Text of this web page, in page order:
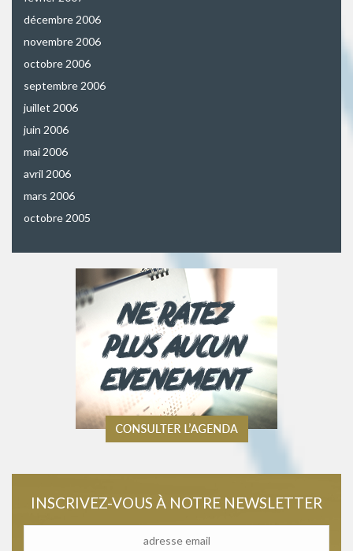
décembre 2006
novembre 2006
octobre 2006
septembre 2006
juillet 2006
juin 2006
mai 2006
avril 2006
mars 2006
octobre 2005
INSCRIVEZ-VOUS À NOTRE NEWSLETTER